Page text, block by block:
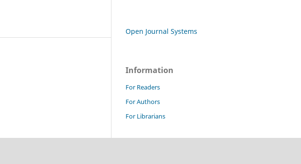
Open Journal Systems
Information
For Readers
For Authors
For Librarians